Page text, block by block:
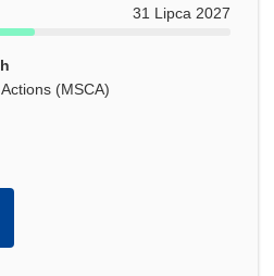
31 Lipca 2027
(MSCA)